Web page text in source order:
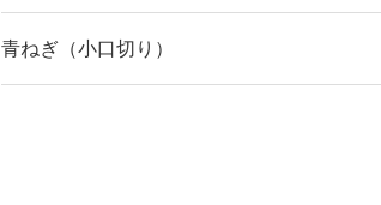
青ねぎ（小口切り）